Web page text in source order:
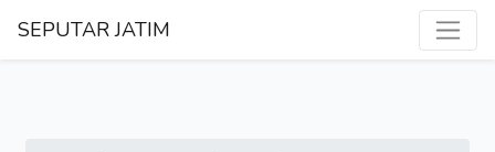
SEPUTAR JATIM